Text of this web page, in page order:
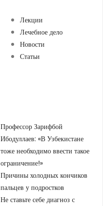
Лекции
Лечебное дело
Новости
Статьи
Профессор Зарифбой
Ибодуллаев: «В Узбекистане
тоже необходимо ввести такое
ограничение!»
Причины холодных кончиков
пальцев у подростков
Не ставьте себе диагноз с